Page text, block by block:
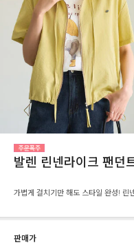
발렌 린넨라이크 팬던
가볍게 걸치기만 해도 스타일 완성! 린
판매가